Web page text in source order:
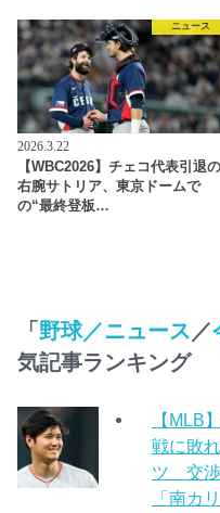
ニュース
2026.3.22
【WBC2026】チェコ代表引退の
右腕サトリア、東京ドームで
の“最終登板…
「 野球／ニュース ／
気記事ランキング
【MLB
戦に敗
ツ 交渉
「南カ